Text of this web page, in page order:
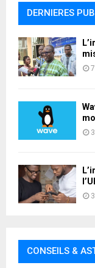
DERNIERES
CONSEILS &